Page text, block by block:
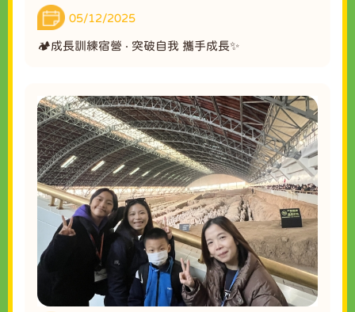
05/12/2025
🏕️成長訓練宿營 ‧ 突破自我 攜手成長✨